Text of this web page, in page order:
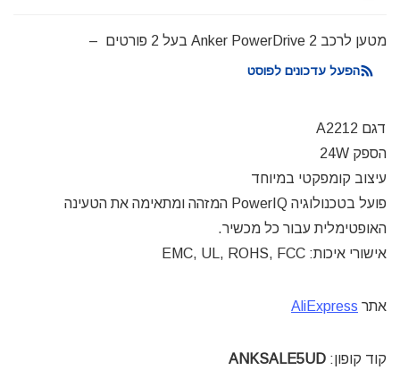
מטען לרכב Anker PowerDrive 2 בעל 2 פורטים –
הפעל עדכונים לפוסט
דגם A2212
הספק 24W
עיצוב קומפקטי במיוחד
פועל בטכנולוגיה PowerIQ המזהה ומתאימה את הטעינה
האופטימלית עבור כל מכשיר.
אישורי איכות: EMC, UL, ROHS, FCC
אתר AliExpress
קוד קופון: ANKSALE5UD